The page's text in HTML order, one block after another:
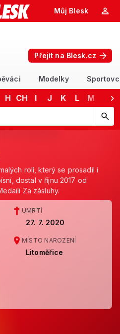
Můj Blesk
Přejít na Blesk.cz
Modelky
H CH I J K L M
a nahoru procházejte návrhy,
rolí, který se prosadil i
dostal v říjnu 2017 od
Za zásluhy.
ÚMRTÍ
27. 7. 2020
MÍSTO NAROZENÍ
Litoměřice